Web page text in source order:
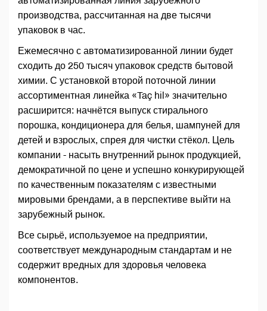
производства, рассчитанная на две тысячи
упаковок в час.
Ежемесячно с автоматизированной линии будет
сходить до 250 тысяч упаковок средств бытовой
химии. С установкой второй поточной линии
ассортиментная линейка «Taç hil» значительно
расширится: начнётся выпуск стирального
порошка, кондиционера для белья, шампуней для
детей и взрослых, спрея для чистки стёкол. Цель
компании - насыть внутренний рынок продукцией,
демократичной по цене и успешно конкурирующей
по качественным показателям с известными
мировыми брендами, а в перспективе выйти на
зарубежный рынок.
Все сырьё, используемое на предприятии,
соответствует международным стандартам и не
содержит вредных для здоровья человека
компонентов.